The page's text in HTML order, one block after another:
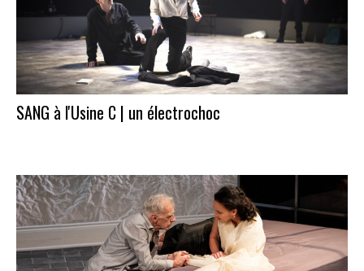
SANG à l'Usine C | un électrochoc